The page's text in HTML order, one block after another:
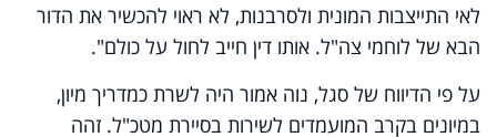
לאי התייצבות המונית ולסרבנות, לא ראוי להכשיר את הדור
הבא של לוחמי צה"ל. אותו דין חייב לחול על כולם".
על פי הדיווח של סגל, נוה אמור היה לשרת כמדריך מיון,
במיונים בקרב המועמדים לשירות בסיירת מטכ"ל. זהה